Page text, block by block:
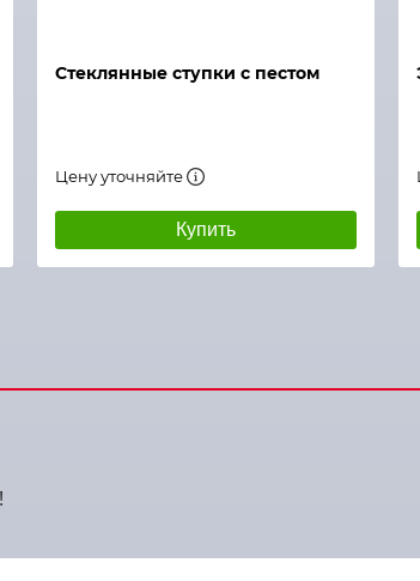
Стеклянные ступки с пестом
Цену уточняйте
Купить